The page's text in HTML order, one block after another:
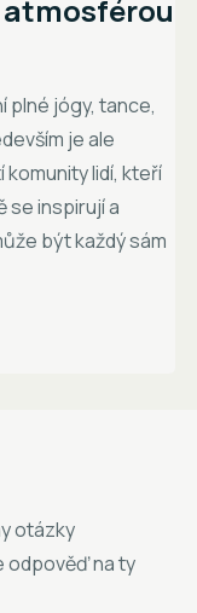
plné jógy, tance,
je ale
lidí, kteří
se inspirují a
být každý sám
otázky
odpověď na ty